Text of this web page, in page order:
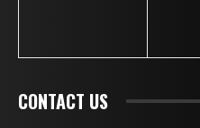
CONTACT US